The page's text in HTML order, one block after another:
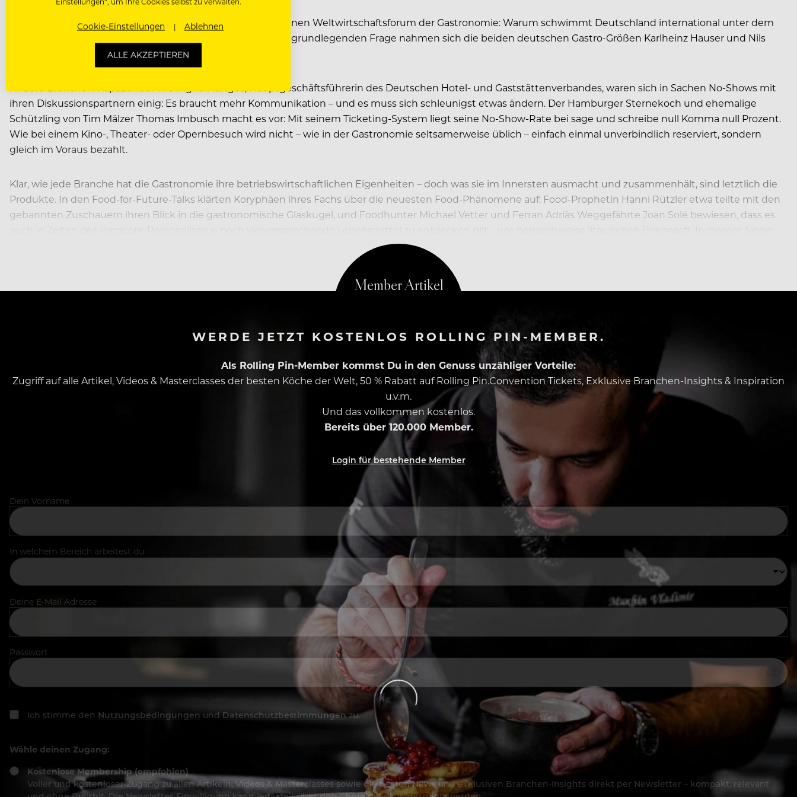
n den Business Talks dann wurde die NUTS Stage zum kleinen Weltwirtschaftsforum der Gastronomie: Warum schwimmt Deutschland international unter dem
kulinarischen Radar und wie kann man das ändern? Dieser grundlegenden Frage nahmen sich die beiden deutschen Gastro-Größen Karlheinz Hauser und Nils
Andere Branchen-Kapazunder wie Ingrid Hartges, Hauptgeschäftsführerin des Deutschen Hotel- und Gaststättenverbandes, waren sich in Sachen No-Shows mit
ihren Diskussionspartnern einig: Es braucht mehr Kommunikation – und es muss sich schleunigst etwas ändern. Der Hamburger Sternekoch und ehemalige
Schützling von Tim Mälzer Thomas Imbusch macht es vor: Mit seinem Ticketing-System liegt seine No-Show-Rate bei sage und schreibe null Komma null Prozent.
Wie bei einem Kino-, Theater- oder Opernbesuch wird nicht – wie in der Gastronomie seltsamerweise üblich – einfach einmal unverbindlich reserviert, sondern
gleich im Voraus bezahlt.
Klar, wie jede Branche hat die Gastronomie ihre betriebswirtschaftlichen Eigenheiten – doch was sie im Innersten ausmacht und zusammenhält, sind letztlich die
Produkte. In den Food-for-Future-Talks klärten Koryphäen ihres Fachs über die neuesten Food-Phänomene auf: Food-Prophetin Hanni Rützler etwa teilte mit den
gebannten Zuschauern ihren Blick in die gastronomische Glaskugel, und Foodhunter Michael Vetter und Ferran Adriàs Weggefährte Joan Solé bewiesen, dass es
WERDE JETZT KOSTENLOS ROLLING PIN-MEMBER.
Als Rolling Pin-Member kommst Du in den Genuss unzähliger Vorteile:
Zugriff auf alle Artikel, Videos & Masterclasses der besten Köche der Welt, 50 % Rabatt auf Rolling Pin.Convention Tickets, Exklusive Branchen-Insights & Inspiration
u.v.m.
Und das vollkommen kostenlos.
Bereits über 120.000 Member.
Login für bestehende Member
Dein Vorname
In welchem Bereich arbeitest du
Deine E-Mail Adresse
Passwort
Ich stimme den Nutzungsbedingungen und Datenschutzbestimmungen zu.
Wähle deinen Zugang:
Kostenlose Membership (empfohlen)
Voller und kostenloser Zugang zu allen Artikeln, Videos & Masterclasses sowie die besten News und exklusiven Branchen-Insights direkt per Newsletter – kompakt, relevant
Cookie-Einstellungen Ablehnen
ALLE AKZEPTIEREN